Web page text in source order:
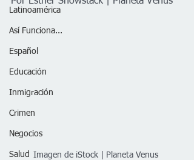
Latinoamérica
Así Funciona...
Español
Educación
Inmigración
Crimen
Negocios
Salud Imagen de iStock | Planeta Venus